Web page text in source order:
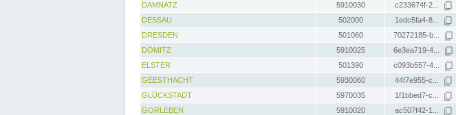
DAMNATZ
5910030 c233674f-2...
DESSAU
502000 1edc5fa4-8...
DRESDEN
501060 70272185-b...
DÖMITZ
5910025 6e3ea719-4...
ELSTER
501390 c093b557-4...
GEESTHACHT
5930060 44f7e955-c...
GLÜCKSTADT
5970035 1f1bbed7-c...
GORLEBEN
5910020 ac507f42-1...